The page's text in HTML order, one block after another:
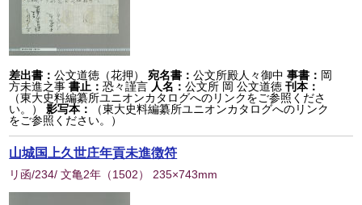
差出書：公文道徳（花押） 宛名書：公文所殿人々御中 事書： 岡
方未進之事 書止：恐々謹言 人名：公文所 岡 公文道徳 刊本：
（東大史料編纂所ユニオンカタログへのリンクをご参照くださ
い。）
影写本：
（東大史料編纂所ユニオンカタログへのリンク
をご参照ください。）
山城国上久世庄年貢未進徴符
リ函/234/ 文亀2年 （1502） 235×743mm